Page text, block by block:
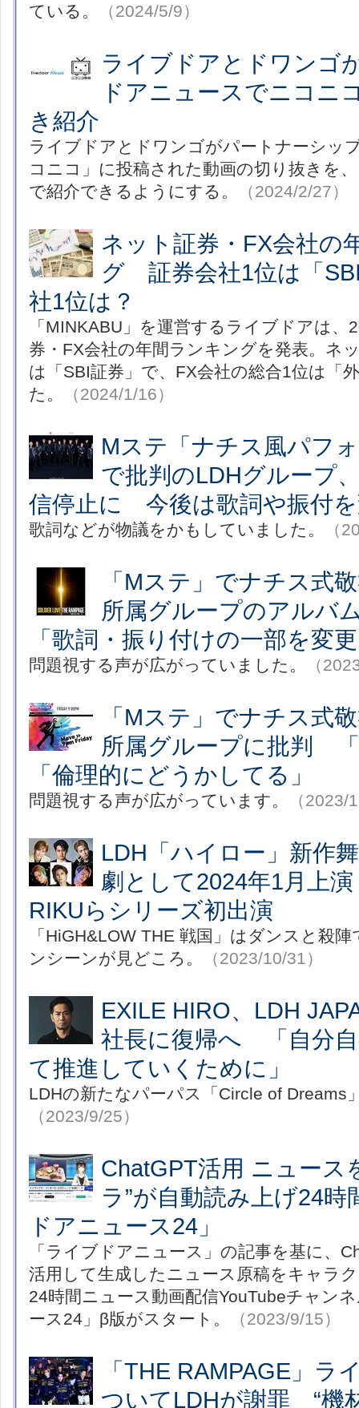
ている。
（2024/5/9）
ライブドアとドワン
ドアニュースでニコニ
き紹介
ライブドアとドワンゴがパートナーシッ
コニコ」に投稿された動画の切り抜きを
で紹介できるようにする。
（2024/2/27）
ネット証券・FX会社の
グ 証券会社1位は「
社1位は？
「MINKABU」を運営するライブドアは
券・FX会社の年間ランキングを発表。ネ
は「SBI証券」で、FX会社の総合1位は「
た。
（2024/1/16）
Mステ「ナチス風パフ
で批判のLDHグループ
信停止に 今後は歌詞や振付
歌詞などが物議をかもしていました。 （
「Mステ」でナチス式
所属グループのアル
「歌詞・振り付けの一部を変
問題視する声が広がっていました。 （
「Mステ」でナチス式
所属グループに批判
「倫理的にどうかしてる」
問題視する声が広がっています。 （2023/
LDH「ハイロー」新作
劇として2024年1月上
RIKUらシリーズ初出演
「HiGH&LOW THE 戦国」はダンスと殺
ンシーンが見どころ。
（2023/10/31）
EXILE HIRO、LDH
社長に復帰へ 「自分
て推進していくために」
LDHの新たなパーパス「Circle of Dreams
（2023/9/25）
ChatGPT活用 ニュース
ラ”が自動読み上げ24時
ドアニュース24」
「ライブドアニュース」の記事を基に、
活用して生成したニュース原稿をキャラ
24時間ニュース動画配信YouTubeチャン
ース24」β版がスタート。
（2023/9/15）
「THE RAMPAGE」ラ
ついてLDHが謝罪 “機